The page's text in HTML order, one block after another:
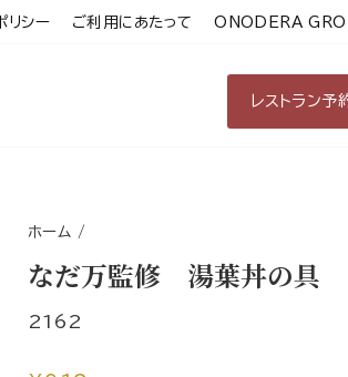
リシー ご利用にあたって ONODERA
レストラン予
ホーム /
なだ万監修 湯葉丼の具
2162